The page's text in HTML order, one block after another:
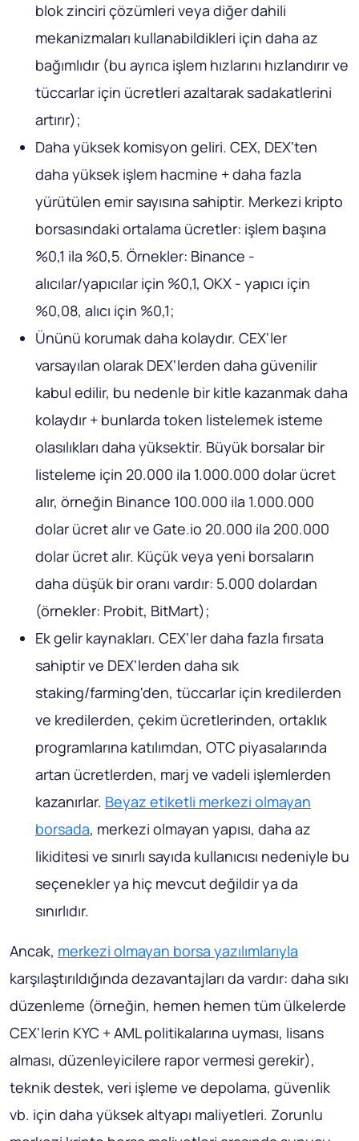
blok zinciri çözümleri veya diğer dahili
mekanizmaları kullanabildikleri için daha az
bağımlıdır (bu ayrıca işlem hızlarını hızlandırır ve
tüccarlar için ücretleri azaltarak sadakatlerini
artırır);
Daha yüksek komisyon geliri. CEX, DEX'ten
daha yüksek işlem hacmine + daha fazla
yürütülen emir sayısına sahiptir. Merkezi kripto
borsasındaki ortalama ücretler: işlem başına
%0,1 ila %0,5. Örnekler: Binance -
alıcılar/yapıcılar için %0,1, OKX - yapıcı için
%0,08, alıcı için %0,1;
Ününü korumak daha kolaydır. CEX'ler
varsayılan olarak DEX'lerden daha güvenilir
kabul edilir, bu nedenle bir kitle kazanmak daha
kolaydır + bunlarda token listelemek isteme
olasılıkları daha yüksektir. Büyük borsalar bir
listeleme için 20.000 ila 1.000.000 dolar ücret
alır, örneğin Binance 100.000 ila 1.000.000
dolar ücret alır ve Gate.io 20.000 ila 200.000
dolar ücret alır. Küçük veya yeni borsaların
daha düşük bir oranı vardır: 5.000 dolardan
(örnekler: Probit, BitMart);
Ek gelir kaynakları. CEX'ler daha fazla fırsata
sahiptir ve DEX'lerden daha sık
staking/farming'den, tüccarlar için kredilerden
ve kredilerden, çekim ücretlerinden, ortaklık
programlarına katılımdan, OTC piyasalarında
artan ücretlerden, marj ve vadeli işlemlerden
kazanırlar. Beyaz etiketli merkezi olmayan
borsada, merkezi olmayan yapısı, daha az
likiditesi ve sınırlı sayıda kullanıcısı nedeniyle bu
seçenekler ya hiç mevcut değildir ya da
sınırlıdır.
Ancak, merkezi olmayan borsa yazılımlarıyla
karşılaştırıldığında dezavantajları da vardır: daha sıkı
düzenleme (örneğin, hemen hemen tüm ülkelerde
CEX'lerin KYC + AML politikalarına uyması, lisans
alması, düzenleyicilere rapor vermesi gerekir),
teknik destek, veri işleme ve depolama, güvenlik
vb. için daha yüksek altyapı maliyetleri. Zorunlu